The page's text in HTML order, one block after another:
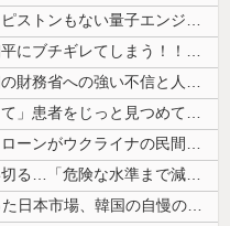
世界初の超伝導量子熱機関…燃料もピストンもない量子エンジンが回った！
【悲報】ドジャースファン、大谷翔平にブチギレてしまう！！！！！！
消費税減税を閣議決定、背景に首相の財務省への強い不信と人事介入の示唆 ...
【速報】病院の屋上で「死神に扮して」患者をじっと見つめていた男性を逮捕
「ロシアによるハンティングだ」ドローンがウクライナの民間人を追い回して...
米軍、長射程精密ミサイルほぼ使い切る…「危険な水準まで減少」と軍高官が...
韓国Webtoon企業の最後の牙城だった日本市場、韓国の自慢の種だった...